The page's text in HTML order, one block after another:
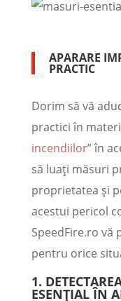
APARARE
PRACTIC
Dorim să vă
practici în
incendiilor” în
să luați măsuri
proprietatea și
acestui pericol
SpeedFire.ro vă
pentru orice
1.
ESENȚIAL ÎN